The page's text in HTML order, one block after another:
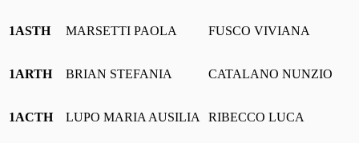
1ASTH MARSETTI PAOLA FUSCO VIVIANA
1ARTH BRIAN STEFANIA CATALANO NUNZIO
1ACTH LUPO MARIA AUSILIA RIBECCO LUCA